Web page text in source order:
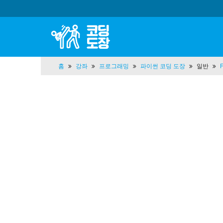
홈 강좌 프로그래밍 파이썬 코딩 도장 일반